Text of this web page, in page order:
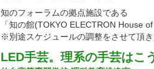
知のフォーラムの拠点施設である
「知の館(TOKYO ELECTRON House
※別途スケジュールの調整をさせて頂き
LED手芸。理系の手芸はこ